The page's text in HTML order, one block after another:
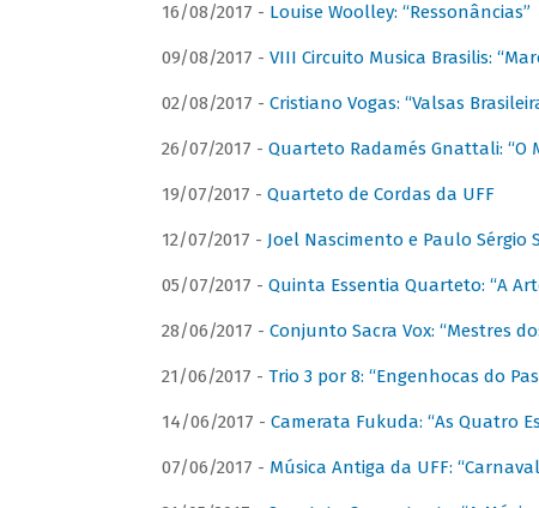
16/08/2017 - Louise Woolley: “Ressonâncias”
09/08/2017 - VIII Circuito Musica Brasilis:
02/08/2017 - Cristiano Vogas: “Valsas
26/07/2017 - Quarteto Radamés Gnattali: “O
19/07/2017 - Quarteto de Cordas da UFF
12/07/2017 - Joel Nascimento e Paulo Sérgio
05/07/2017 - Quinta Essentia Quarteto: “A
28/06/2017 - Conjunto Sacra Vox: “Mestres
21/06/2017 - Trio 3 por 8: “Engenhocas do
14/06/2017 - Camerata Fukuda: “As Quatro
07/06/2017 - Música Antiga da UFF: